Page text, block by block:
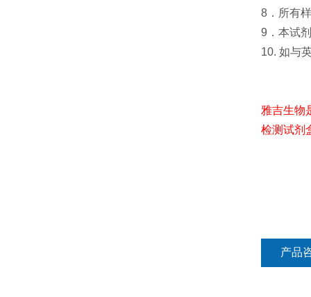
8．所有
9．本试
10. 如与
雅吉生物
检测试剂
产品